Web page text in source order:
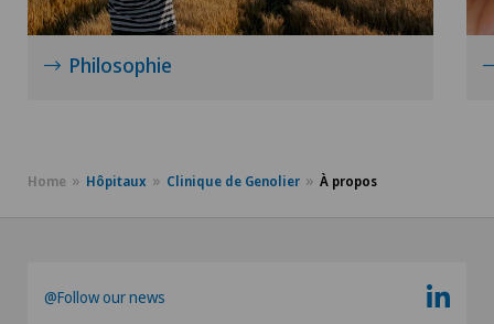
Philosophie
Home Hôpitaux Clinique de Genolier À propos
@Follow our news